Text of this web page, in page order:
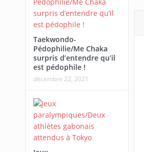
Taekwondo-
Pédophilie/Me Chaka
surpris d’entendre qu’il
est pédophile !
décembre 22, 2021